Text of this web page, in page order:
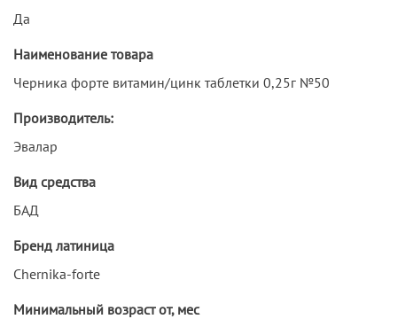
Да
Наименование товара
Черника форте витамин/цинк таблетки 0,25г №50
Производитель:
Эвалар
Вид средства
БАД
Бренд латиница
Chernika-forte
Минимальный возраст от, мес